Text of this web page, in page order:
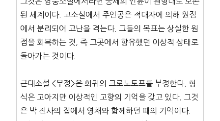
된 세계이다. 고소설에서 주인공은 적대자에 의해 원점
에서 분리되어 고난을 겪는다. 그들의 목표는 상실한 원
점을 회복하는 것, 즉 그곳에서 향유했던 이상적 상태로
돌아가는 것이다.
근대소설 <무정>은 회귀의 크로노토프를 부정한다. 형
식은 고아지만 이상적인 고향의 기억을 갖고 있다. 그것
은 박 진사의 집에서 영채와 함께하던 때의 기억이다.